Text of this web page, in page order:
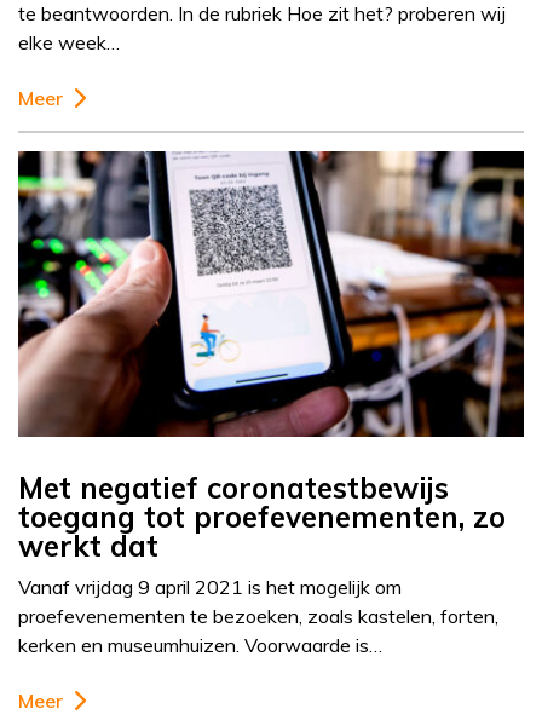
te beantwoorden. In de rubriek Hoe zit het? proberen wij
elke week…
Meer
Met negatief coronatestbewijs
toegang tot proefevenementen, zo
werkt dat
Vanaf vrijdag 9 april 2021 is het mogelijk om
proefevenementen te bezoeken, zoals kastelen, forten,
kerken en museumhuizen. Voorwaarde is…
Meer